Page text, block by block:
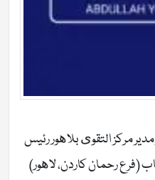
مركز التقوى بلاهور رئيس
(فرع رحمان كاردن، لاهور)